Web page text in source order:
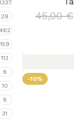
29
462
159
113
8
10
8
31
45,00€
-10%